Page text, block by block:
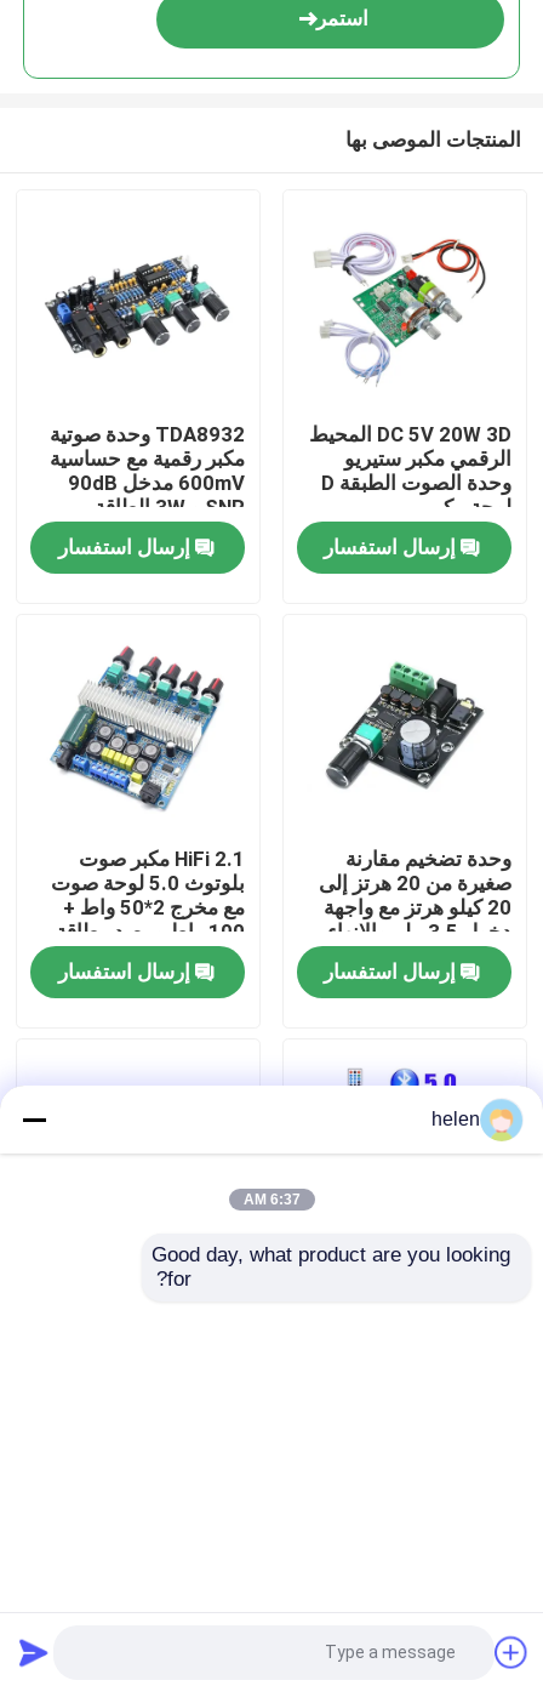
الصفحة الرئيسية
منتجات
جولة في المصنع
مراقبة الجودة
أخبار
القضايا
وحدة لوحة مكبر
الأميتر الرقمي الفولتميتر
استمر
المنتجات الموصى بها
DC 5V 20W 3D المحيط
الرقمي مكبر ستيريو
وحدة الصوت الطبقة D
لوحة مكبر
إرسال استفسار
TDA8932 وحدة صوتية
مكبر رقمية مع حساسية
600mV مدخل 90dB
SNR و 3W الطاقة
الخارجة
إرسال استفسار
وحدة تضخيم مقارنة
صغيرة من 20 هرتز إلى
20 كيلو هرتز مع واجهة
دخول 3.5 ملم والإنهاء
الفضي
إرسال استفسار
2.1 HiFi مكبر صوت
بلوتوث 5.0 لوحة صوت
مع مخرج 2*50 واط +
100 واط ومصدر طاقة
DC12 ~ 24 فولت
إرسال استفسار
LDZS 5.1 قناة مكبر
Shenzhen Creatall Electronics Co., Ltd.. All Rights
helen
6:37 AM
Good day, what product are you looking
for?